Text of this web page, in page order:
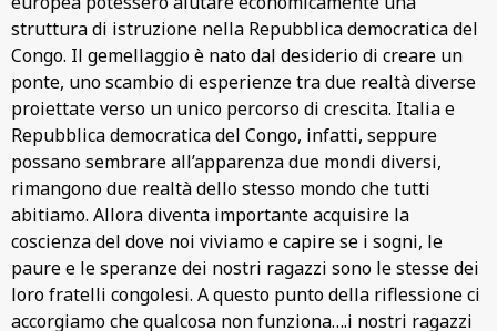
struttura di istruzione nella Repubblica democratica del
Congo. Il gemellaggio è nato dal desiderio di creare un
ponte, uno scambio di esperienze tra due realtà diverse
proiettate verso un unico percorso di crescita. Italia e
Repubblica democratica del Congo, infatti, seppure
possano sembrare all’apparenza due mondi diversi,
rimangono due realtà dello stesso mondo che tutti
abitiamo. Allora diventa importante acquisire la
coscienza del dove noi viviamo e capire se i sogni, le
paure e le speranze dei nostri ragazzi sono le stesse dei
loro fratelli congolesi. A questo punto della riflessione ci
accorgiamo che qualcosa non funziona….i nostri ragazzi